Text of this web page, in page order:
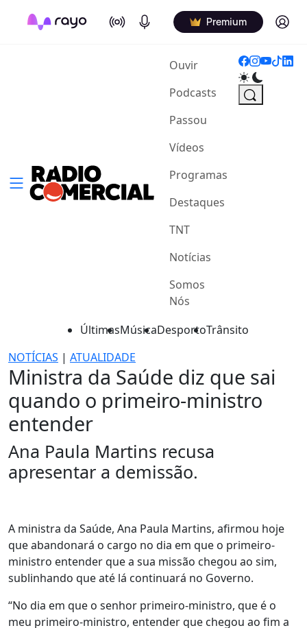
On Air Podcasts Premium Log in
Ouvir(current)
Podcasts
Passou
Vídeos
Programas
Destaques
TNT
Notícias
Somos
Nós
ÚltimasMúsicaDesportoTrânsito
NOTÍCIAS | ATUALIDADE
Ministra da Saúde diz que sai
quando o primeiro-ministro
entender
Ana Paula Martins recusa
apresentar a demissão.
A ministra da Saúde, Ana Paula Martins, afirmou hoje
que abandonará o cargo no dia em que o primeiro-
ministro entender que a sua missão chegou ao sim,
sublinhando que até lá continuará no Governo.
“No dia em que o senhor primeiro-ministro, que é o
meu primeiro-ministro, entender que chegou ao fim a